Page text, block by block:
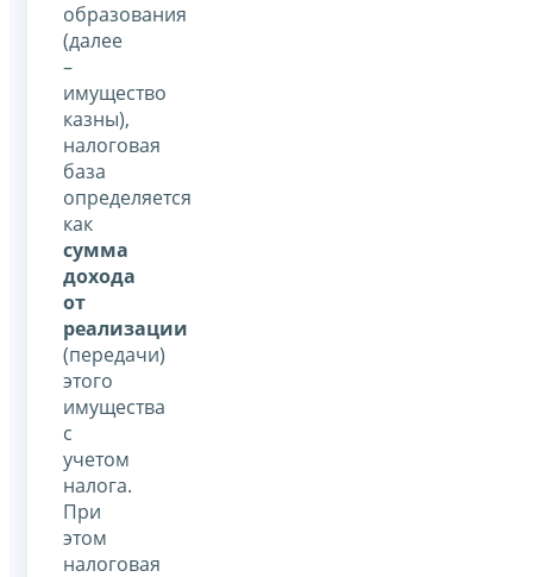
образования
(далее
–
имущество
казны),
налоговая
база
определяется
как
сумма
дохода
от
реализации
(передачи)
этого
имущества
с
учетом
налога.
При
этом
налоговая